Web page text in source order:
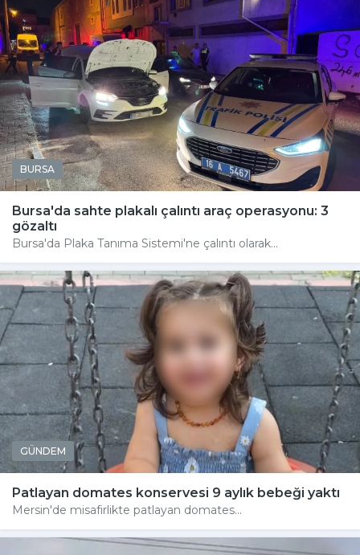
BURSA
Bursa'da sahte plakalı çalıntı araç operasyonu: 3
gözaltı
Bursa'da Plaka Tanıma Sistemi'ne çalıntı olarak...
GÜNDEM
Patlayan domates konservesi 9 aylık bebeği yaktı
Mersin'de misafirlikte patlayan domates...